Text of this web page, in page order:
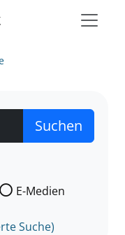
der Sie suchen wollen.
E-Medien
Suche)